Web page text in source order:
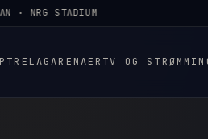
NRG STADIUM
LAGARENAER TV OG